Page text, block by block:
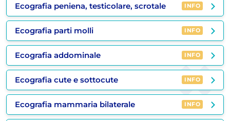
Ecografia peniena, testicolare, scrotale INFO
Ecografia parti molli INFO
Ecografia addominale INFO
Ecografia cute e sottocute INFO
Ecografia mammaria bilaterale INFO